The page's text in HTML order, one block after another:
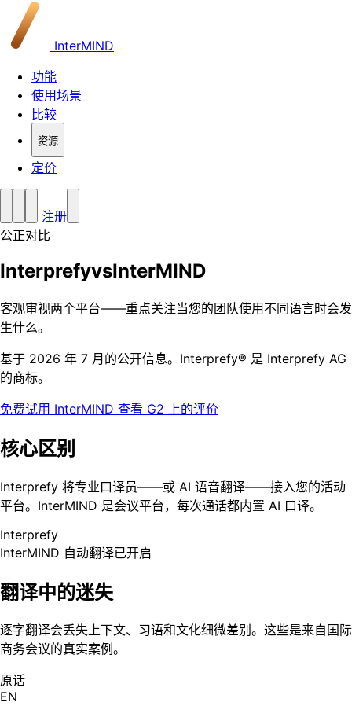
InterMIND
功能
使用场景
比较
资源
定价
注册
公正对比
InterprefyvsInterMIND
客观审视两个平台——重点关注当您的团队使用不同语言时会发
生什么。
基于 2026 年 7 月的公开信息。Interprefy® 是 Interprefy AG
的商标。
免费试用 InterMIND 查看 G2 上的评价
核心区别
Interprefy 将专业口译员——或 AI 语音翻译——接入您的活动
平台。InterMIND 是会议平台，每次通话都内置 AI 口译。
Interprefy
InterMIND 自动翻译已开启
翻译中的迷失
逐字翻译会丢失上下文、习语和文化细微差别。这些是来自国际
商务会议的真实案例。
原话
EN